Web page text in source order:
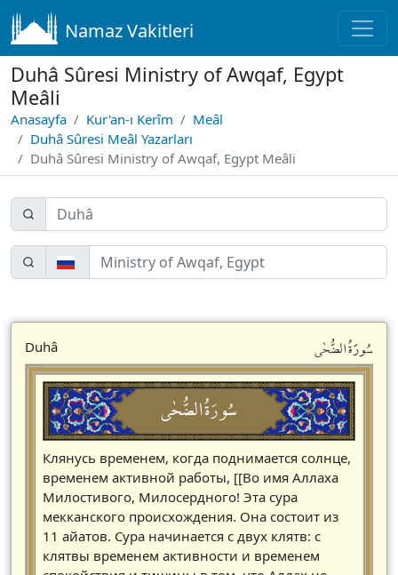
Namaz Vakitleri
Duhâ Sûresi Ministry of Awqaf, Egypt
Meâli
Anasayfa Kur'an-ı Kerîm
Meâl
Duhâ Sûresi Meâl Yazarları
Duhâ Sûresi Ministry of Awqaf, Egypt Meâli
Duhâ سُورَةُالضُّحٰى
سُورَةُالضُّحٰى
Клянусь временем, когда поднимается солнце,
временем активной работы, [[Во имя Аллаха
Милостивого, Милосердного! Эта сура
мекканского происхождения. Она состоит из
11 айатов. Сура начинается с двух клятв: с
клятвы временем активности и временем